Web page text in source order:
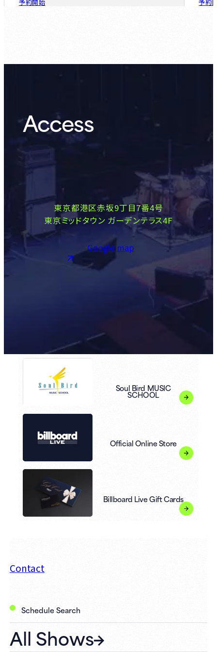
予約開始
予約
Access
東京都港区赤坂9丁目7番4号
東京ミッドタウン ガーデンテラス4F
Google map
Soul Bird MUSIC
SCHOOL
Official Online Store
Billboard Live Gift Cards
Contact
Schedule Search
All Shows